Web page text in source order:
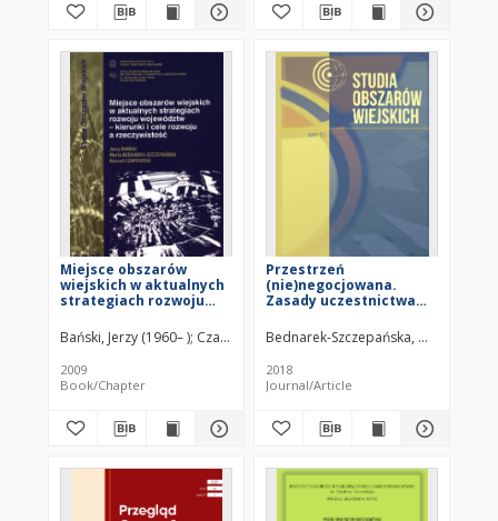
Miejsce obszarów
wiejskich w aktualnych
strategiach rozwoju
cele rozwoju a
rzeczywistość
Bański, Jerzy (1960– ) Czapiewski, Konrad. Bednarek-Szczepańska,
2009
Book/Chapter
Przestrzeń
(nie)negocjowana.
Zasady uczestnictwa
w kształtowaniu
wiejskiej przestrzeni w
polskim prawie = A
(non-)negotiated space.
Rules for the
societies in shaping
rural space under the
Bednarek-Szczepańska, Maria
2018
Journal/Article